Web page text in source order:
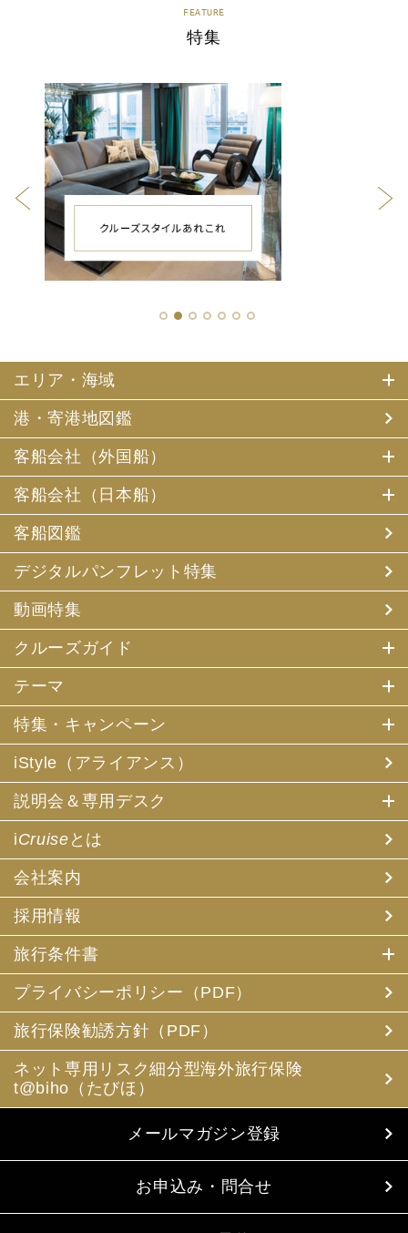
FEATURE
特集
1 2 3 4 5 6 7
エリア・海域
港・寄港地図鑑
客船会社（外国船）
客船会社（日本船）
客船図鑑
デジタルパンフレット特集
動画特集
クルーズガイド
テーマ
特集・キャンペーン
iStyle（アライアンス）
説明会＆専用デスク
iCruise とは
会社案内
採用情報
旅行条件書
プライバシーポリシー（PDF）
旅行保険勧誘方針（PDF）
ネット専用リスク細分型海外旅行保険
t@biho（たびほ）
メールマガジン登録
お申込み・問合せ